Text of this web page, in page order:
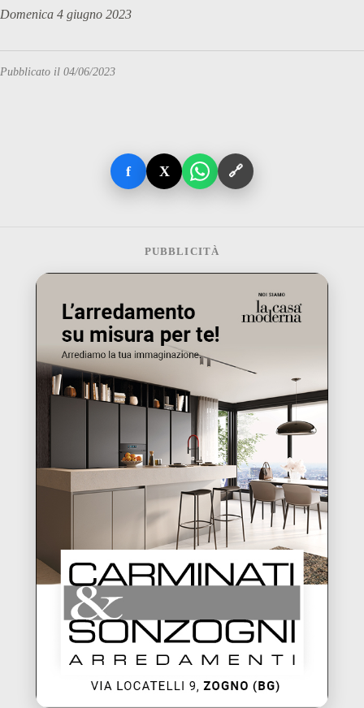
Domenica 4 giugno 2023
Pubblicato il 04/06/2023
f X 🔗
PUBBLICITÀ